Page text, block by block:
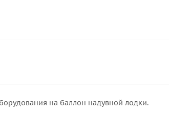
на баллон надувной лодки.